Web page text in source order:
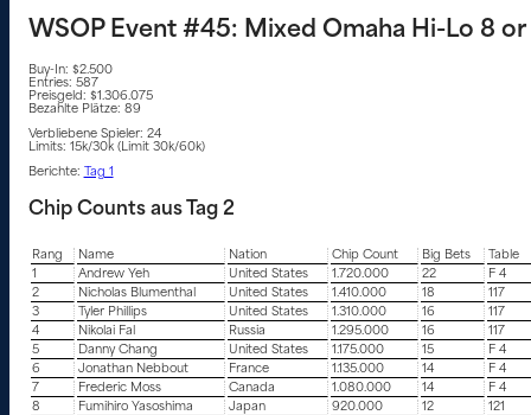
WSOP Event #45: Mixed Omaha Hi-Lo 8
Buy-In: $2.500
Entries: 587
Preisgeld: $1.306.075
Bezahlte Plätze: 89
Verbliebene Spieler: 24
Limits: 15k/30k (Limit 30k/60k)
Berichte: Tag 1
Chip Counts aus Tag 2
Rang Name Nation Chip Count Big Bets
Table
1
Andrew Yeh United States 1.720.000 22
F 4
2
Nicholas Blumenthal United States 1.410.000 18
117
3
Tyler Phillips United States 1.310.000 16
117
4
Nikolai Fal Russia 1.295.000 16
117
5
Danny Chang United States 1.175.000 15
F 4
6
Jonathan Nebbout France 1.135.000 14
F 4
7
Frederic Moss Canada 1.080.000 14
F 4
8
Fumihiro Yasoshima Japan 920.000 12
121